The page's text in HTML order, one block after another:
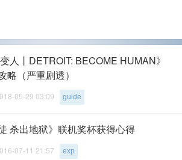
变人丨DETROIT: BECOME HUMAN》
略（严重剧透）
05-29 03:09 guide
杀出地狱》联机奖杯获得心得
07-11 21:57 exp